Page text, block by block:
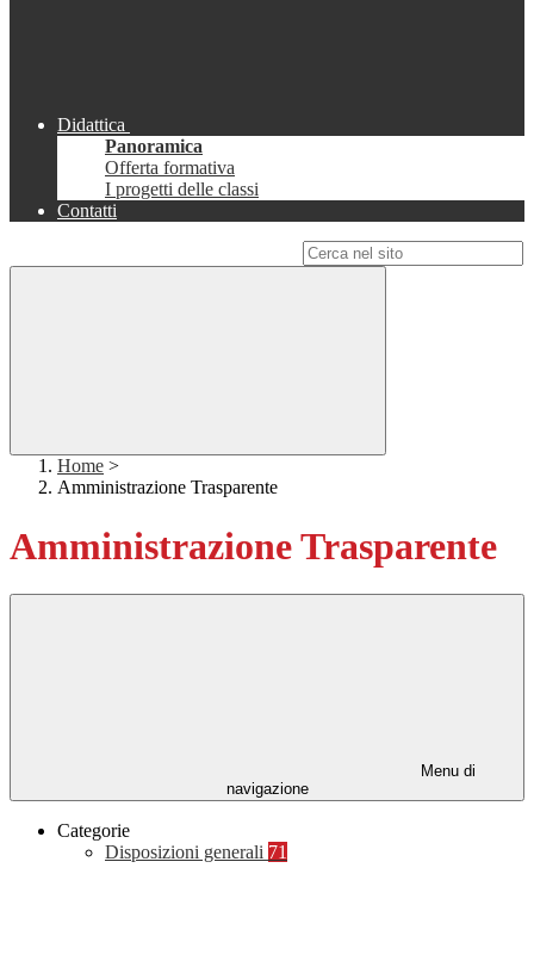
Didattica
Panoramica
Offerta formativa
I progetti delle classi
Contatti
Home >
Amministrazione Trasparente
Amministrazione Trasparente
Menu di
navigazione
Categorie
Disposizioni generali 71